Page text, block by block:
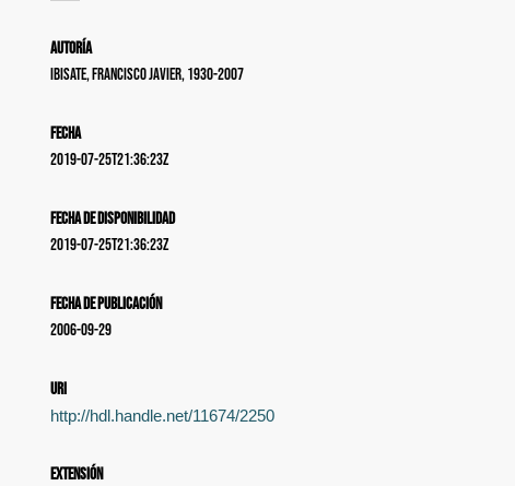
Autoría
Ibisate, Francisco Javier, 1930-2007
Fecha
2019-07-25T21:36:23Z
Fecha de disponibilidad
2019-07-25T21:36:23Z
Fecha de publicación
2006-09-29
uri
http://hdl.handle.net/11674/2250
Extensión